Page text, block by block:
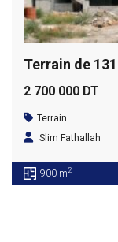
2 700 000 DT
Terrain
Slim Fathallah
900 m2